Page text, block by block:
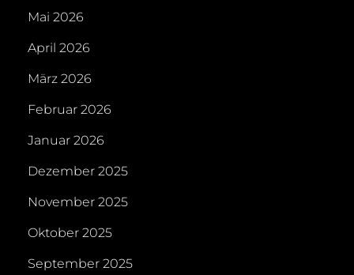
Mai 2026
April 2026
März 2026
Februar 2026
Januar 2026
Dezember 2025
November 2025
Oktober 2025
September 2025